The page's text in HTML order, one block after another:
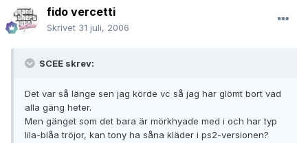
fido vercetti
Skrivet 31 juli, 2006
SCEE skrev:
Det var så länge sen jag körde vc så jag har glömt bort vad
alla gäng heter.
Men gänget som det bara är mörkhyade med i och har typ
lila-blåa tröjor, kan tony ha såna kläder i ps2-versionen?